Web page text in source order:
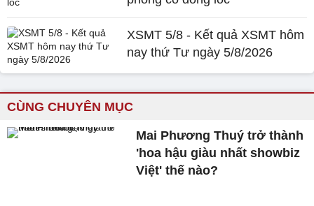
XSMT 5/8 - Kết quả XSMT hôm
nay thứ Tư ngày 5/8/2026
CÙNG CHUYÊN MỤC
Mai Phương Thuý trở thành
'hoa hậu giàu nhất showbiz
Việt' thế nào?